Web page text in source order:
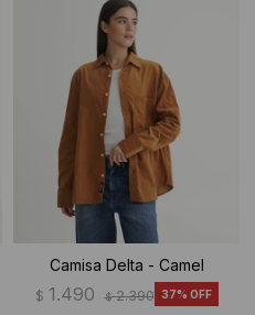
Camisa Delta - Camel
$ 1.490 $ 2.390 37